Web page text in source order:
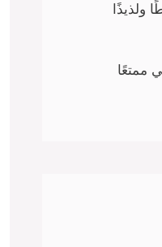
ولذيذًا
ممتعًا